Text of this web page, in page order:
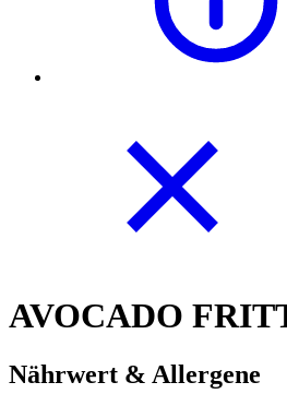
AVOCADO
Nährwert & Allergene